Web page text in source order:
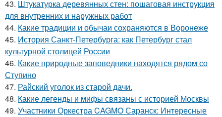
43. Штукатурка деревянных стен: пошаговая инструкция
для внутренних и наружных работ
44. Какие традиции и обычаи сохраняются в Воронеже
45. История Санкт-Петербурга: как Петербург стал
культурной столицей России
46. Какие природные заповедники находятся рядом со
Ступино
47. Райский уголок из старой дачи.
48. Какие легенды и мифы связаны с историей Москвы
49. Участники Оркестра CAGMO Саранск: Интересные